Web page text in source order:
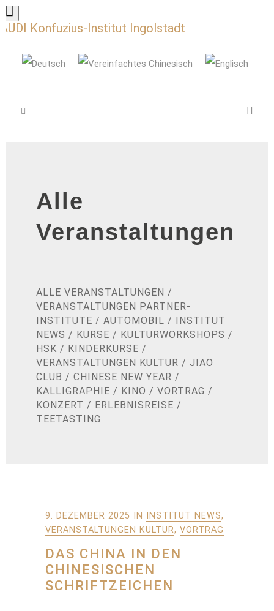
AUDI Konfuzius-Institut Ingolstadt
Alle
Veranstaltungen
ALLE VERANSTALTUNGEN /
VERANSTALTUNGEN PARTNER-
INSTITUTE / AUTOMOBIL / INSTITUT
NEWS / KURSE / KULTURWORKSHOPS /
HSK / KINDERKURSE /
VERANSTALTUNGEN KULTUR / JIAO
CLUB / CHINESE NEW YEAR /
KALLIGRAPHIE / KINO / VORTRAG /
KONZERT / ERLEBNISREISE /
TEETASTING
9. DEZEMBER 2025 IN INSTITUT NEWS,
VERANSTALTUNGEN KULTUR, VORTRAG
DAS CHINA IN DEN
CHINESISCHEN
SCHRIFTZEICHEN